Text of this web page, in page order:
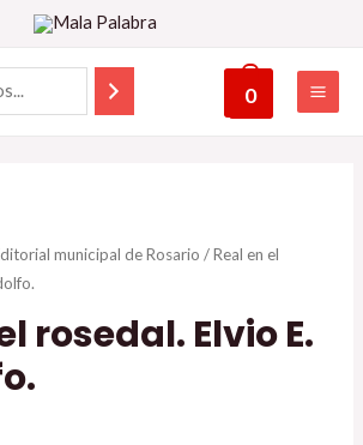
0
municipal de Rosario / Real en el
rosedal. Elvio E.